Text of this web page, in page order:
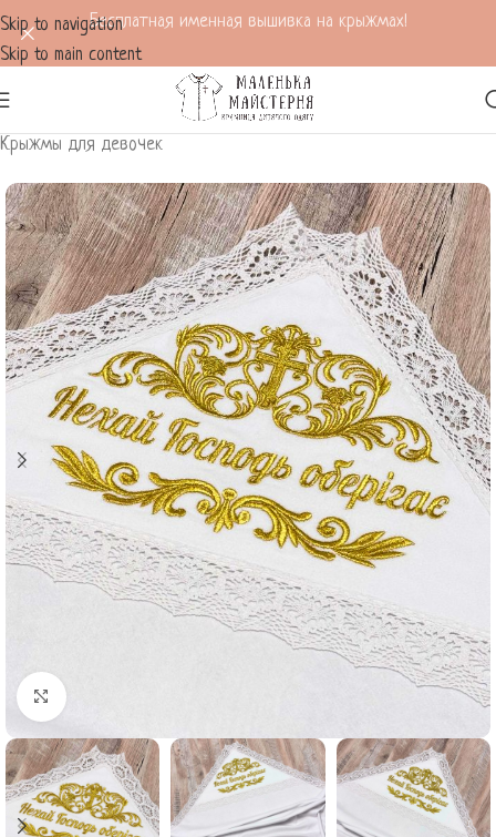
Skip to navigation
Skip to main content
Бесплатная именная вышивка на крыжмах!
Все для крещения/Крыжмы для крещения
Крыжмы для девочек
Click to enlarge